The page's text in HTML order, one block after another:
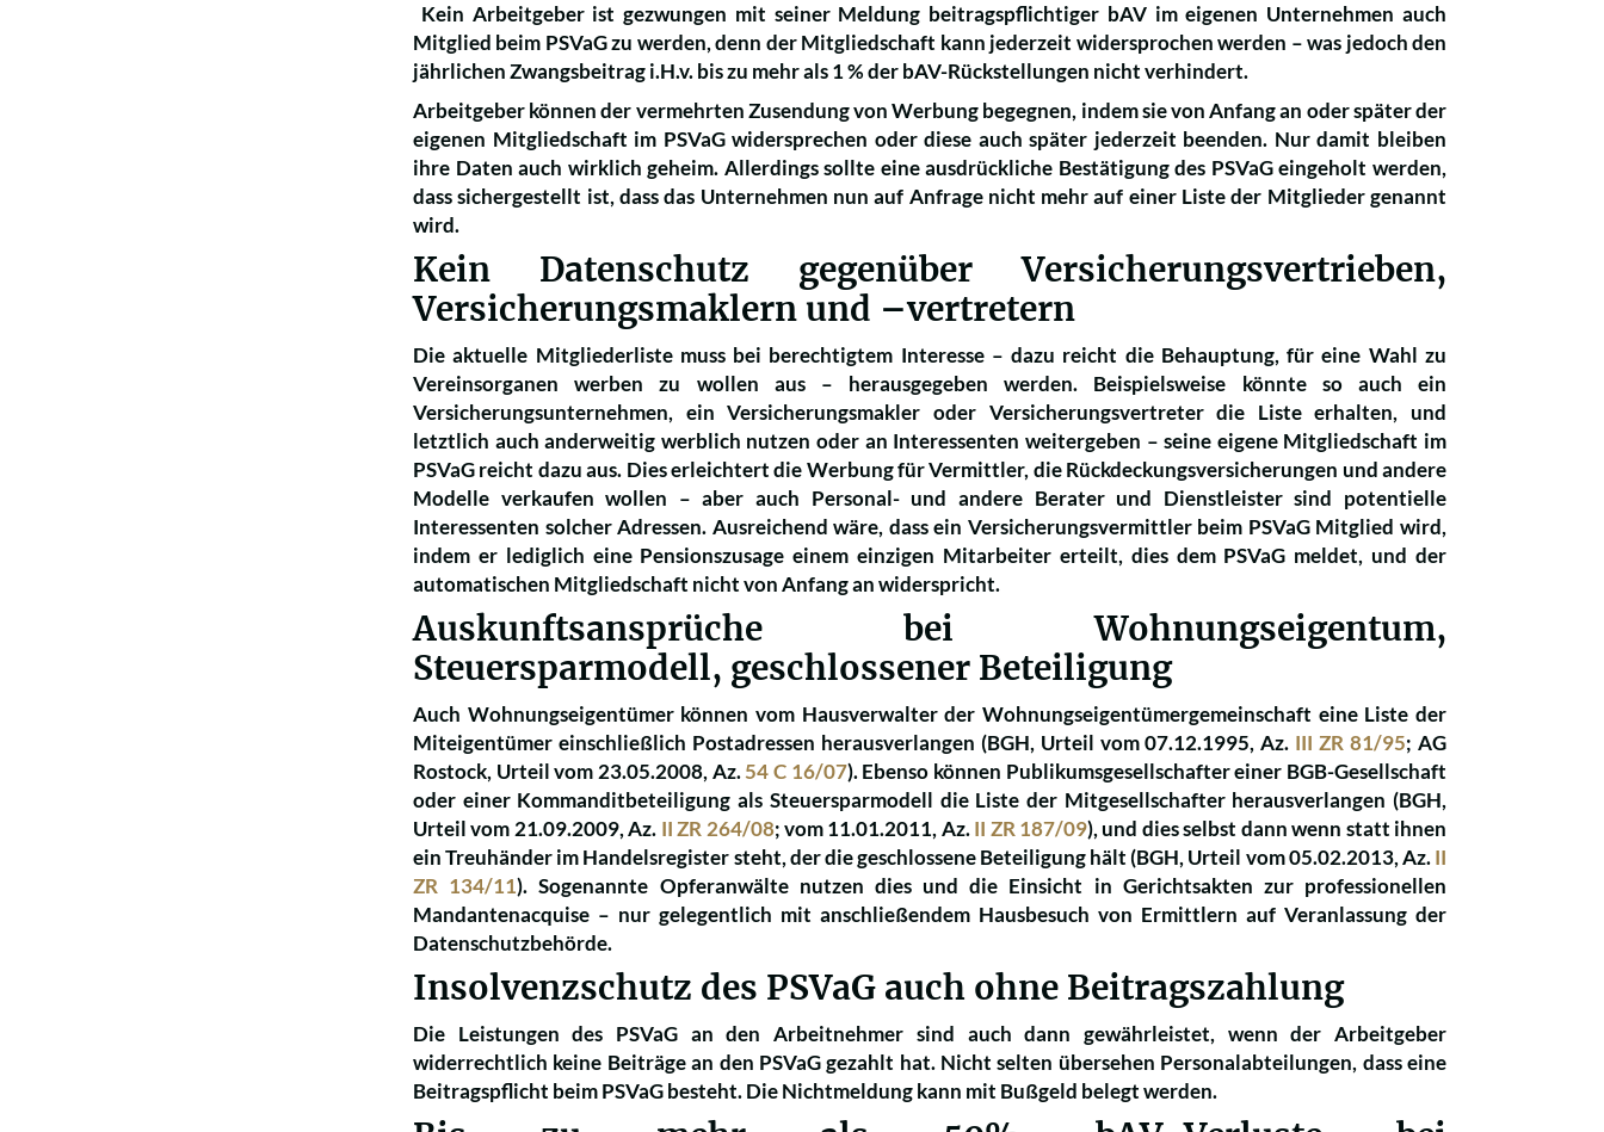
Kein Arbeitgeber ist gezwungen mit seiner Meldung beitragspflichtiger bAV im eigenen Unternehmen auch
Mitglied beim PSVaG zu werden, denn der Mitgliedschaft kann jederzeit widersprochen werden – was jedoch den
jährlichen Zwangsbeitrag i.H.v. bis zu mehr als 1 % der bAV-Rückstellungen nicht verhindert.
Arbeitgeber können der vermehrten Zusendung von Werbung begegnen, indem sie von Anfang an oder später der
eigenen Mitgliedschaft im PSVaG widersprechen oder diese auch später jederzeit beenden. Nur damit bleiben
ihre Daten auch wirklich geheim. Allerdings sollte eine ausdrückliche Bestätigung des PSVaG eingeholt werden,
dass sichergestellt ist, dass das Unternehmen nun auf Anfrage nicht mehr auf einer Liste der Mitglieder genannt
wird.
Kein Datenschutz gegenüber Versicherungsvertrieben,
Versicherungsmaklern und –vertretern
Die aktuelle Mitgliederliste muss bei berechtigtem Interesse – dazu reicht die Behauptung, für eine Wahl zu
Vereinsorganen werben zu wollen aus – herausgegeben werden. Beispielsweise könnte so auch ein
Versicherungsunternehmen, ein Versicherungsmakler oder Versicherungsvertreter die Liste erhalten, und
letztlich auch anderweitig werblich nutzen oder an Interessenten weitergeben – seine eigene Mitgliedschaft im
PSVaG reicht dazu aus. Dies erleichtert die Werbung für Vermittler, die Rückdeckungsversicherungen und andere
Modelle verkaufen wollen – aber auch Personal- und andere Berater und Dienstleister sind potentielle
Interessenten solcher Adressen. Ausreichend wäre, dass ein Versicherungsvermittler beim PSVaG Mitglied wird,
indem er lediglich eine Pensionszusage einem einzigen Mitarbeiter erteilt, dies dem PSVaG meldet, und der
automatischen Mitgliedschaft nicht von Anfang an widerspricht.
Auskunftsansprüche bei Wohnungseigentum,
Steuersparmodell, geschlossener Beteiligung
Auch Wohnungseigentümer können vom Hausverwalter der Wohnungseigentümergemeinschaft eine Liste der
Miteigentümer einschließlich Postadressen herausverlangen (BGH, Urteil vom 07.12.1995, Az. III ZR 81/95; AG
Rostock, Urteil vom 23.05.2008, Az.54 C 16/07). Ebenso können Publikumsgesellschafter einer BGB-Gesellschaft
oder einer Kommanditbeteiligung als Steuersparmodell die Liste der Mitgesellschafter herausverlangen (BGH,
Urteil vom 21.09.2009, Az. II ZR 264/08; vom 11.01.2011, Az.II ZR 187/09), und dies selbst dann wenn statt ihnen
ein Treuhänder im Handelsregister steht, der die geschlossene Beteiligung hält (BGH, Urteil vom 05.02.2013, Az.II
ZR 134/11). Sogenannte Opferanwälte nutzen dies und die Einsicht in Gerichtsakten zur professionellen
Mandantenacquise – nur gelegentlich mit anschließendem Hausbesuch von Ermittlern auf Veranlassung der
Datenschutzbehörde.
Insolvenzschutz des PSVaG auch ohne Beitragszahlung
Die Leistungen des PSVaG an den Arbeitnehmer sind auch dann gewährleistet, wenn der Arbeitgeber
widerrechtlich keine Beiträge an den PSVaG gezahlt hat. Nicht selten übersehen Personalabteilungen, dass eine
Beitragspflicht beim PSVaG besteht. Die Nichtmeldung kann mit Bußgeld belegt werden.